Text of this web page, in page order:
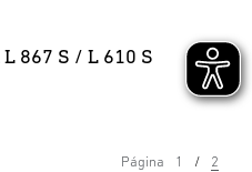
867 S / L 610 S
Página 1 2